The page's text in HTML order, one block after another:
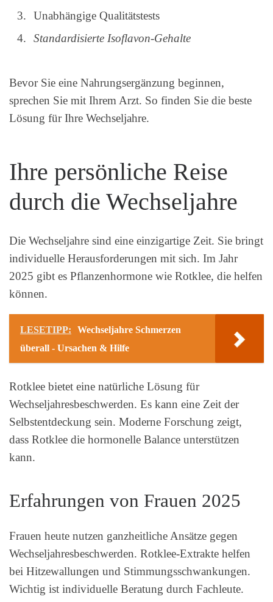
Unabhängige Qualitätstests
Standardisierte Isoflavon-Gehalte
Bevor Sie eine Nahrungsergänzung beginnen,
sprechen Sie mit Ihrem Arzt. So finden Sie die beste
Lösung für Ihre Wechseljahre.
Ihre persönliche Reise
durch die Wechseljahre
Die Wechseljahre sind eine einzigartige Zeit. Sie bringt
individuelle Herausforderungen mit sich. Im Jahr
2025 gibt es Pflanzenhormone wie Rotklee, die helfen
können.
LESETIPP:
Wechseljahre Schmerzen
überall - Ursachen & Hilfe
Rotklee bietet eine natürliche Lösung für
Wechseljahresbeschwerden. Es kann eine Zeit der
Selbstentdeckung sein. Moderne Forschung zeigt,
dass Rotklee die hormonelle Balance unterstützen
kann.
Erfahrungen von Frauen 2025
Frauen heute nutzen ganzheitliche Ansätze gegen
Wechseljahresbeschwerden. Rotklee-Extrakte helfen
bei Hitzewallungen und Stimmungsschwankungen.
Wichtig ist individuelle Beratung durch Fachleute.